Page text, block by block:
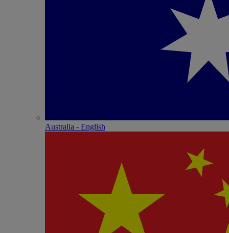
Australia - English